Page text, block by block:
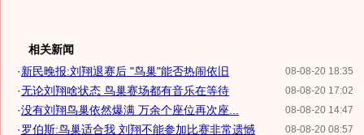
相关新闻
08-08-20 18:35
·新民晚报:刘翔退赛后 "鸟巢"能否热闹依旧
08-08-20 17:02
·无论刘翔啥状态 鸟巢赛场都有音乐在等待
08-08-20 14:47
·没有刘翔鸟巢依然爆满 万余个座位再次座...
08-08-20 08:57
·罗伯斯:鸟巢适合我 刘翔不能参加比赛非常遗憾